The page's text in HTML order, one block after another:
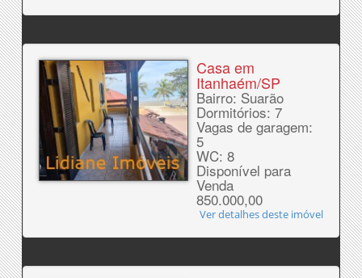
Casa em
Itanhaém/SP
Bairro: Suarão
Dormitórios: 7
Vagas de garagem:
5
WC: 8
Disponível para
Venda
850.000,00
Ver detalhes deste imóvel